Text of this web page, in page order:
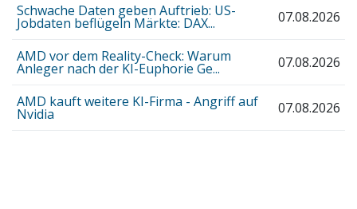
Schwache Daten geben Auftrieb: US-
Jobdaten beflügeln Märkte: DAX... 07.08.2026
AMD vor dem Reality-Check: Warum
Anleger nach der KI-Euphorie Ge... 07.08.2026
AMD kauft weitere KI-Firma - Angriff auf
Nvidia 07.08.2026